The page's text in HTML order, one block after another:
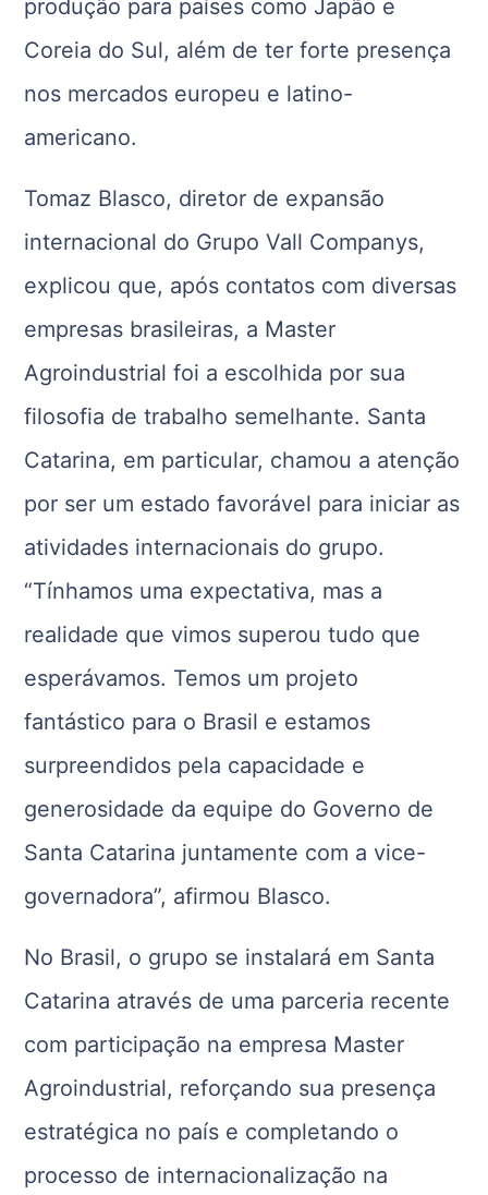
produção para países como Japão e
Coreia do Sul, além de ter forte presença
nos mercados europeu e latino-
americano.
Tomaz Blasco, diretor de expansão
internacional do Grupo Vall Companys,
explicou que, após contatos com diversas
empresas brasileiras, a Master
Agroindustrial foi a escolhida por sua
filosofia de trabalho semelhante. Santa
Catarina, em particular, chamou a atenção
por ser um estado favorável para iniciar as
atividades internacionais do grupo.
“Tínhamos uma expectativa, mas a
realidade que vimos superou tudo que
esperávamos. Temos um projeto
fantástico para o Brasil e estamos
surpreendidos pela capacidade e
generosidade da equipe do Governo de
Santa Catarina juntamente com a vice-
governadora”, afirmou Blasco.
No Brasil, o grupo se instalará em Santa
Catarina através de uma parceria recente
com participação na empresa Master
Agroindustrial, reforçando sua presença
estratégica no país e completando o
processo de internacionalização na